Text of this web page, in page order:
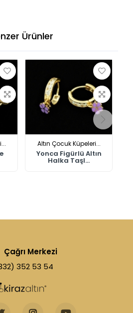
Ürünler
Altın Çocuk Küpeleri...
Yonca Figürlü Altın
Halka Taşl...
Çağrı Merkezi
352 53 54